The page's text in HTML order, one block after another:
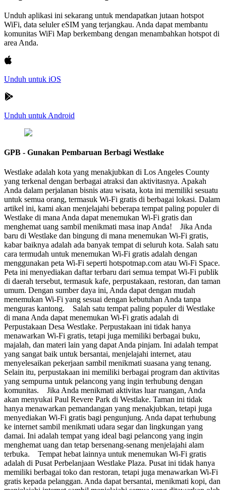
Unduh aplikasi ini sekarang untuk mendapatkan jutaan hotspot
WiFi, data seluler eSIM yang terjangkau. Anda dapat membantu
komunitas WiFi Map berkembang dengan menambahkan hotspot di
area Anda.
Unduh untuk iOS
Unduh untuk Android
GPB - Gunakan Pembaruan Berbagi Westlake
Westlake adalah kota yang menakjubkan di Los Angeles County
yang terkenal dengan berbagai atraksi dan aktivitasnya. Apakah
Anda dalam perjalanan bisnis atau wisata, kota ini memiliki sesuatu
untuk semua orang, termasuk Wi-Fi gratis di berbagai lokasi. Dalam
artikel ini, kami akan menjelajahi beberapa tempat paling populer di
Westlake di mana Anda dapat menemukan Wi-Fi gratis dan
menghemat uang sambil menikmati masa inap Anda! Jika Anda
baru di Westlake dan bingung di mana menemukan Wi-Fi gratis,
kabar baiknya adalah ada banyak tempat di seluruh kota. Salah satu
cara termudah untuk menemukan Wi-Fi gratis adalah dengan
menggunakan peta Wi-Fi seperti hotspotmap.com atau Wi-Fi Space.
Peta ini menyediakan daftar terbaru dari semua tempat Wi-Fi publik
di daerah tersebut, termasuk kafe, perpustakaan, restoran, dan taman
umum. Dengan sumber daya ini, Anda dapat dengan mudah
menemukan Wi-Fi yang sesuai dengan kebutuhan Anda tanpa
menguras kantong. Salah satu tempat paling populer di Westlake
di mana Anda dapat menemukan Wi-Fi gratis adalah di
Perpustakaan Desa Westlake. Perpustakaan ini tidak hanya
menawarkan Wi-Fi gratis, tetapi juga memiliki berbagai buku,
majalah, dan materi lain yang dapat Anda pinjam. Ini adalah tempat
yang sangat baik untuk bersantai, menjelajahi internet, atau
menyelesaikan pekerjaan sambil menikmati suasana yang tenang.
Selain itu, perpustakaan ini memiliki berbagai program dan aktivitas
yang sempurna untuk pelancong yang ingin terhubung dengan
komunitas. Jika Anda menikmati aktivitas luar ruangan, Anda
akan menyukai Paul Revere Park di Westlake. Taman ini tidak
hanya menawarkan pemandangan yang menakjubkan, tetapi juga
menyediakan Wi-Fi gratis bagi pengunjung. Anda dapat terhubung
ke internet sambil menikmati udara segar dan lingkungan yang
damai. Ini adalah tempat yang ideal bagi pelancong yang ingin
menghemat uang dan tetap bersenang-senang menjelajahi alam
terbuka. Tempat hebat lainnya untuk menemukan Wi-Fi gratis
adalah di Pusat Perbelanjaan Westlake Plaza. Pusat ini tidak hanya
memiliki berbagai toko dan restoran, tetapi juga menawarkan Wi-Fi
gratis kepada pelanggan. Anda dapat bersantai, menikmati kopi, dan